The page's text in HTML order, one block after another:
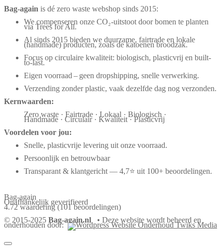
Bag‑again is dé zero waste webshop sinds 2015:
We compenseren onze CO₂-uitstoot door bomen te planten
via Trees for All.
Al sinds 2015 bieden we duurzame, fairtrade en lokale
(handmade) producten, zoals de katoenen broodzak.
Focus op circulaire kwaliteit: biologisch, plasticvrij en built-
to-last.
Eigen voorraad – geen dropshipping, snelle verwerking.
Verzending zonder plastic, vaak dezelfde dag nog verzonden.
Kernwaarden:
Zero waste · Fairtrade · Lokaal · Biologisch ·
Handmade · Circulair · Kwaliteit · Plasticvrij
Voordelen voor jou:
Snelle, plasticvrije levering uit onze voorraad.
Persoonlijk en betrouwbaar
Transparant & klantgericht — 4,7⭐ uit 100+ beoordelingen.
Bag-again
Onafhankelijk geverifieerd
4.72 waardering (101 beoordelingen)
© 2015-2025 Bag-again.nl • Deze website wordt beheerd en
onderhouden door: